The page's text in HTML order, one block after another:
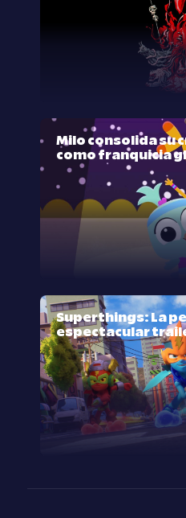
Milo consolida su
como franquicia
Superthings: La
espectacular